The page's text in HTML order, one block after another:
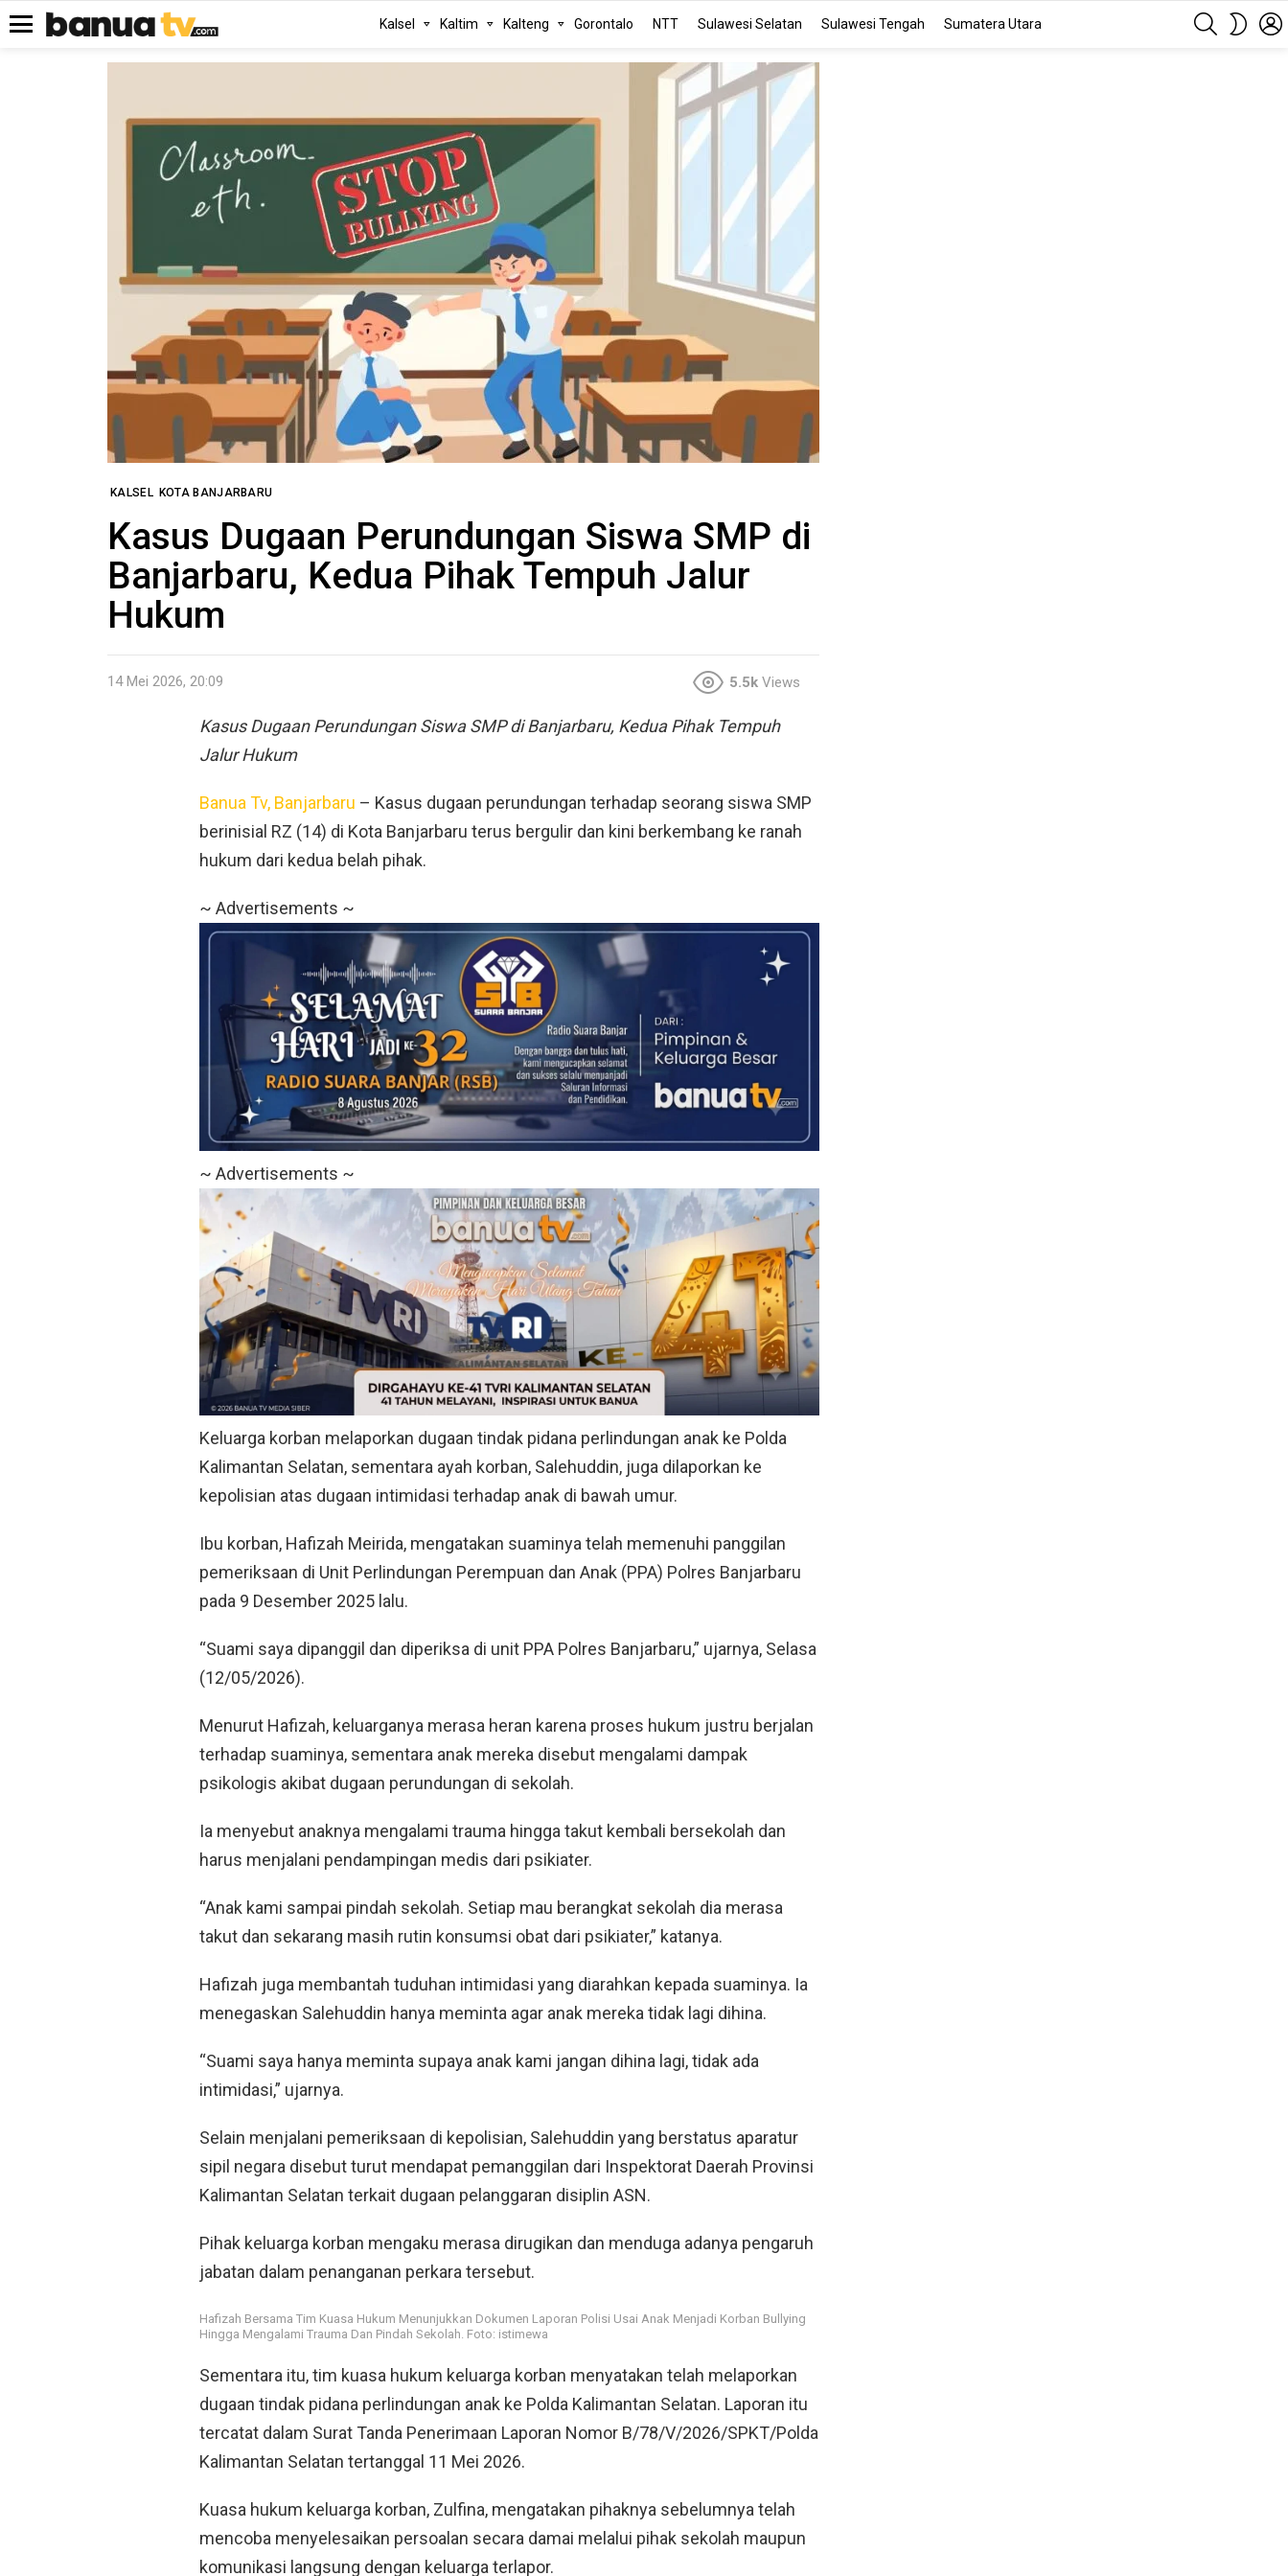
Kalsel Kaltim Kalteng Gorontalo NTT Sulawesi Selatan Sulawesi Tengah Sumatera Utara
SEARCH
SKIN
KALSEL KOTA BANJARBARU
Kasus Dugaan Perundungan Siswa SMP di
Banjarbaru, Kedua Pihak Tempuh Jalur
Hukum
14 Mei 2026, 20:09 5.5k Views
Kasus Dugaan Perundungan Siswa SMP di Banjarbaru, Kedua Pihak Tempuh
Jalur Hukum
Banua Tv, Banjarbaru – Kasus dugaan perundungan terhadap seorang siswa SMP
berinisial RZ (14) di Kota Banjarbaru terus bergulir dan kini berkembang ke ranah
hukum dari kedua belah pihak.
~ Advertisements ~
~ Advertisements ~
Keluarga korban melaporkan dugaan tindak pidana perlindungan anak ke Polda
Kalimantan Selatan, sementara ayah korban, Salehuddin, juga dilaporkan ke
kepolisian atas dugaan intimidasi terhadap anak di bawah umur.
Ibu korban, Hafizah Meirida, mengatakan suaminya telah memenuhi panggilan
pemeriksaan di Unit Perlindungan Perempuan dan Anak (PPA) Polres Banjarbaru
pada 9 Desember 2025 lalu.
“Suami saya dipanggil dan diperiksa di unit PPA Polres Banjarbaru,” ujarnya, Selasa
(12/05/2026).
Menurut Hafizah, keluarganya merasa heran karena proses hukum justru berjalan
terhadap suaminya, sementara anak mereka disebut mengalami dampak
psikologis akibat dugaan perundungan di sekolah.
Ia menyebut anaknya mengalami trauma hingga takut kembali bersekolah dan
harus menjalani pendampingan medis dari psikiater.
“Anak kami sampai pindah sekolah. Setiap mau berangkat sekolah dia merasa
takut dan sekarang masih rutin konsumsi obat dari psikiater,” katanya.
Hafizah juga membantah tuduhan intimidasi yang diarahkan kepada suaminya. Ia
menegaskan Salehuddin hanya meminta agar anak mereka tidak lagi dihina.
“Suami saya hanya meminta supaya anak kami jangan dihina lagi, tidak ada
intimidasi,” ujarnya.
Selain menjalani pemeriksaan di kepolisian, Salehuddin yang berstatus aparatur
sipil negara disebut turut mendapat pemanggilan dari Inspektorat Daerah Provinsi
Kalimantan Selatan terkait dugaan pelanggaran disiplin ASN.
Pihak keluarga korban mengaku merasa dirugikan dan menduga adanya pengaruh
jabatan dalam penanganan perkara tersebut.
Hafizah Bersama Tim Kuasa Hukum Menunjukkan Dokumen Laporan Polisi Usai Anak Menjadi Korban Bullying
Hingga Mengalami Trauma Dan Pindah Sekolah. Foto: istimewa
Sementara itu, tim kuasa hukum keluarga korban menyatakan telah melaporkan
dugaan tindak pidana perlindungan anak ke Polda Kalimantan Selatan. Laporan itu
tercatat dalam Surat Tanda Penerimaan Laporan Nomor B/78/V/2026/SPKT/Polda
Kalimantan Selatan tertanggal 11 Mei 2026.
Kuasa hukum keluarga korban, Zulfina, mengatakan pihaknya sebelumnya telah
mencoba menyelesaikan persoalan secara damai melalui pihak sekolah maupun
komunikasi langsung dengan keluarga terlapor.